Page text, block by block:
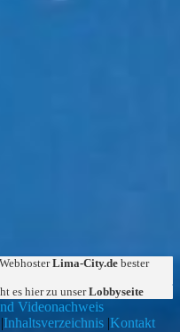
Lima-City.de bester
es hier zu unserLobbyseite
Videonachweis
|Inhaltsverzeichnis |Kontakt